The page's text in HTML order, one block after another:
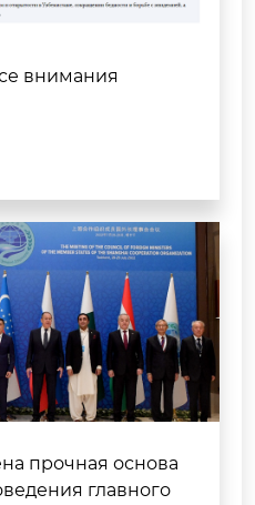
внимания
прочная основа
главного